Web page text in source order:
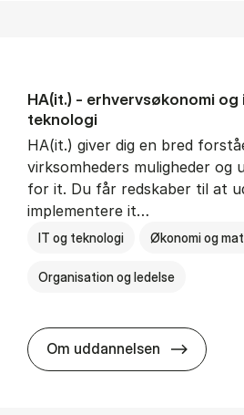
HA(it.) - erhvervs­økonomi
teknologi
HA(it.) giver dig en bred
virksomheders muligheder og
for it. Du får redskaber til at
implementere it…
IT og teknologi Økonomi og
Organisation og ledelse
Om uddannelsen HA(it.)